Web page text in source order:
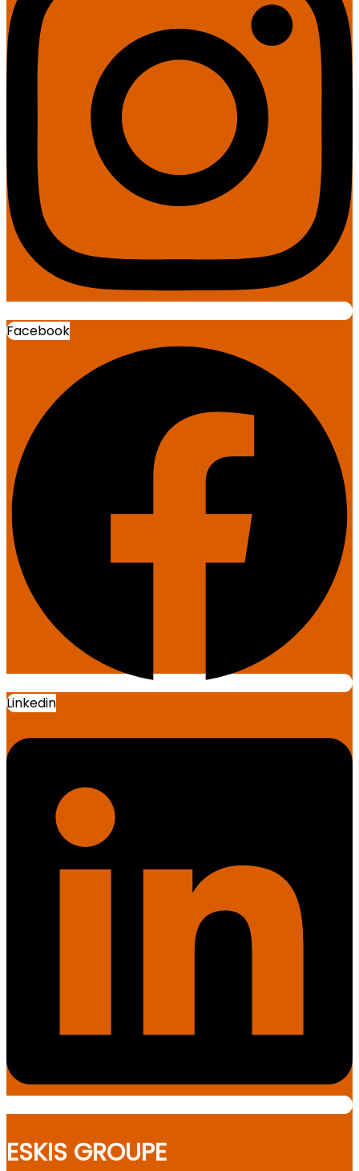
Facebook
Linkedin
ESKIS GROUPE